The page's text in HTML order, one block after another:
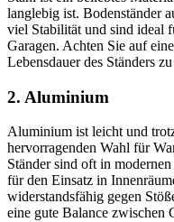
langlebig ist. Bodenständer
viel Stabilität und sind ideal
Garagen. Achten Sie auf
Lebensdauer des Ständers
2. Aluminium
Aluminium ist leicht und
hervorragenden Wahl für
Ständer sind oft in
für den Einsatz in
widerstandsfähig gegen
eine gute Balance zwischen